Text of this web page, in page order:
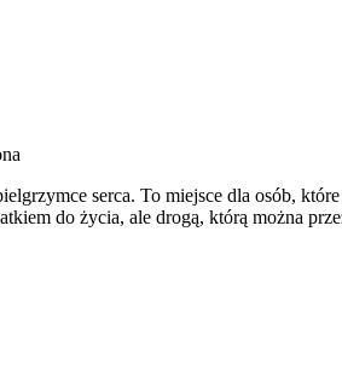
serca. To miejsce dla osób,
do życia, ale drogą, którą można